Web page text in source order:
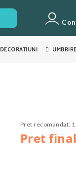
DECORATIUNI UMBRIRE
Pret
Pret recomandat: